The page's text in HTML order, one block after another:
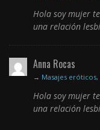
Hola soy mujer
una relación
Anna Rocas
→ Masajes
Hola soy mujer
una relación